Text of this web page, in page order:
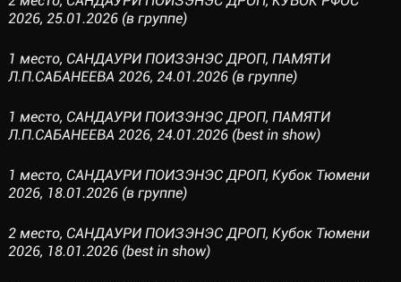
2026, 25.01.2026 (в группе)
1 место, САНДАУРИ ПОИЗЭНЭС ДРОП, ПАМЯТИ
Л.П.САБАНЕЕВА 2026, 24.01.2026 (в группе)
1 место, САНДАУРИ ПОИЗЭНЭС ДРОП, ПАМЯТИ
Л.П.САБАНЕЕВА 2026, 24.01.2026 (best in show)
1 место, САНДАУРИ ПОИЗЭНЭС ДРОП, Кубок Тюмени
2026, 18.01.2026 (в группе)
2 место, САНДАУРИ ПОИЗЭНЭС ДРОП, Кубок Тюмени
2026, 18.01.2026 (best in show)